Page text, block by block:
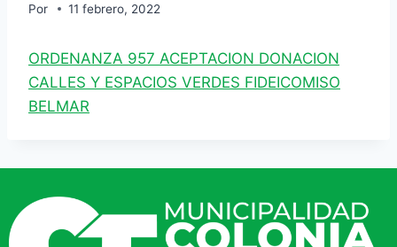
Por 11 febrero, 2022
ORDENANZA 957 ACEPTACION DONACION
CALLES Y ESPACIOS VERDES FIDEICOMISO
BELMAR